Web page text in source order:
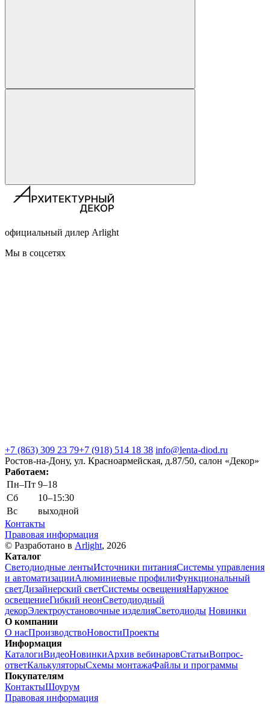
официальный дилер Arlight
Мы в соцсетях
+7 (863) 309 23 79+7 (918) 514 18 38 info@lenta-diod.ru
Ростов-на-Дону, ул. Красноармейская, д.87/50, салон «Декор»
Работаем:
Пн–Пт 9–18
Сб
10–15:30
Вс
выходной
Контакты
Правовая информация
© Разработано в Arlight, 2026
Каталог
Светодиодные лентыИсточники питанияСистемы управления
и автоматизацииАлюминиевые профилиФункциональный
светДизайнерский светСистемы освещенияНаружное
освещениеГибкий неонСветодиодный
декорЭлектроустановочные изделияСветодиоды Новинки
О компании
О насПроизводствоНовостиПроекты
Информация
КаталогиВидеоНовинкиАрхив вебинаровСтатьиВопрос-
ответКалькуляторыСхемы монтажаФайлы и программы
Покупателям
КонтактыШоурум
Правовая информация